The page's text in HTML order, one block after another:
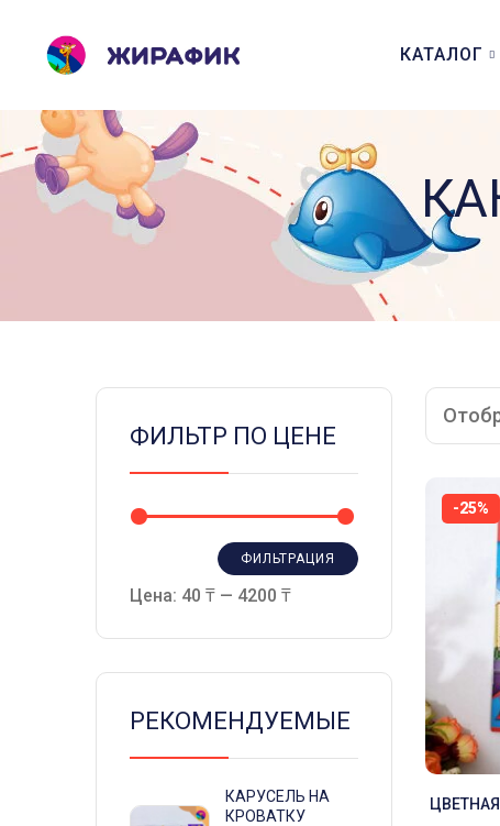
КАТАЛОГ
ФИЛЬТР ПО ЦЕНЕ
ФИЛЬТРАЦИЯ
Цена: 40 ₸ — 4200 ₸
РЕКОМЕНДУЕМЫЕ
КАРУСЕЛЬ НА
КРОВАТКУ
-25%